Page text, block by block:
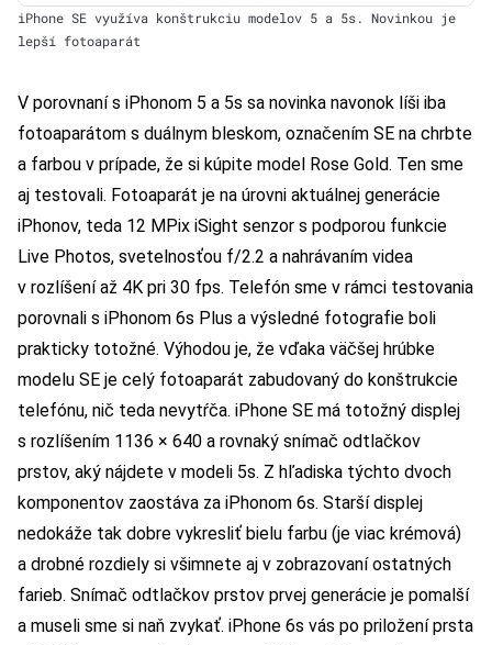
iPhone SE využíva konštrukciu modelov 5 a 5s. Novinkou je
lepší fotoaparát
V porovnaní s iPhonom 5 a 5s sa novinka navonok líši iba
fotoaparátom s duálnym bleskom, označením SE na chrbte
a farbou v prípade, že si kúpite model Rose Gold. Ten sme
aj testovali. Fotoaparát je na úrovni aktuálnej generácie
iPhonov, teda 12 MPix iSight senzor s podporou funkcie
Live Photos, svetelnosťou f/2.2 a nahrávaním videa
v rozlíšení až 4K pri 30 fps. Telefón sme v rámci testovania
porovnali s iPhonom 6s Plus a výsledné fotografie boli
prakticky totožné. Výhodou je, že vďaka väčšej hrúbke
modelu SE je celý fotoaparát zabudovaný do konštrukcie
telefónu, nič teda nevytŕča. iPhone SE má totožný displej
s rozlíšením 1136 × 640 a rovnaký snímač odtlačkov
prstov, aký nájdete v modeli 5s. Z hľadiska týchto dvoch
komponentov zaostáva za iPhonom 6s. Starší displej
nedokáže tak dobre vykresliť bielu farbu (je viac krémová)
a drobné rozdiely si všimnete aj v zobrazovaní ostatných
farieb. Snímač odtlačkov prstov prvej generácie je pomalší
a museli sme si naň zvykať. iPhone 6s vás po priložení prsta